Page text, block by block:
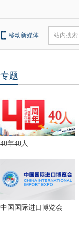
移动新媒体 站内搜索
专题
40年40人
中国国际进口博览会